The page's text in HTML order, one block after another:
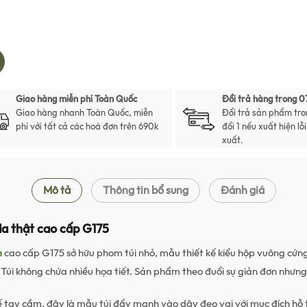
đeo chéo đẹp, túi đeo chéo
đeo chéo hàng hiệu, túi đeo
chéo da, túi đeo chéo da
tui cheo nam, tui cheo nam
da bo, tui da cam tay nam, tui
that nam, tui da that
bao tu, tui deo bao tu nam, tui
nam, tui deo ipad mini, tui deo
Giao hàng miễn phí Toàn Quốc
Giao hàng nhanh Toàn Quốc, miễn
phí với tất cả các hoá đơn trên 690k
Đổi trả hàng trong
Đổi trả sản phẩm
đổi 1 nếu xuất hiện
xuất.
Mô tả Thông tin bổ sung Đánh giá
thật cao cấp G175
cao cấp G175 sở hữu phom túi nhỏ, mẫu thiết kế kiểu hộp vuông
không chứa nhiều họa tiết. Sản phẩm theo đuổi sự giản đơn
tay cầm, đây là mẫu túi đẩy mạnh vào dây đeo vai với mục đích hỗ